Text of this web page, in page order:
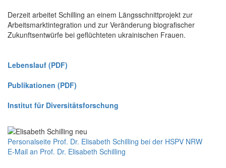
Derzeit arbeitet Schilling an einem Längsschnittprojekt zur
Arbeitsmarktintegration und zur Veränderung biografischer
Zukunftsentwürfe bei geflüchteten ukrainischen Frauen.
Lebenslauf (PDF)
Publikationen (PDF)
Institut für Diversitätsforschung
Personalseite Prof. Dr. Elisabeth Schilling bei der HSPV NRW
E-Mail an Prof. Dr. Elisabeth Schilling